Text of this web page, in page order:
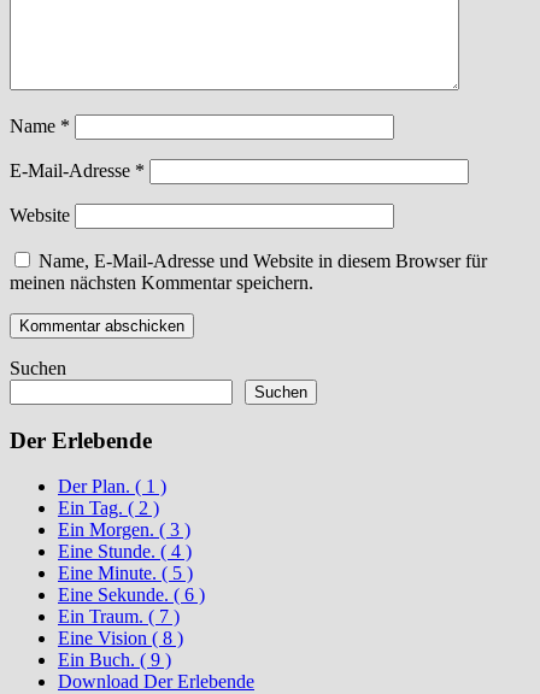
Name *
E-Mail-Adresse *
Website
Name, E-Mail-Adresse und Website in diesem Browser für
meinen nächsten Kommentar speichern.
Suchen
Suchen
Der Erlebende
Der Plan. ( 1 )
Ein Tag. ( 2 )
Ein Morgen. ( 3 )
Eine Stunde. ( 4 )
Eine Minute. ( 5 )
Eine Sekunde. ( 6 )
Ein Traum. ( 7 )
Eine Vision ( 8 )
Ein Buch. ( 9 )
Download Der Erlebende